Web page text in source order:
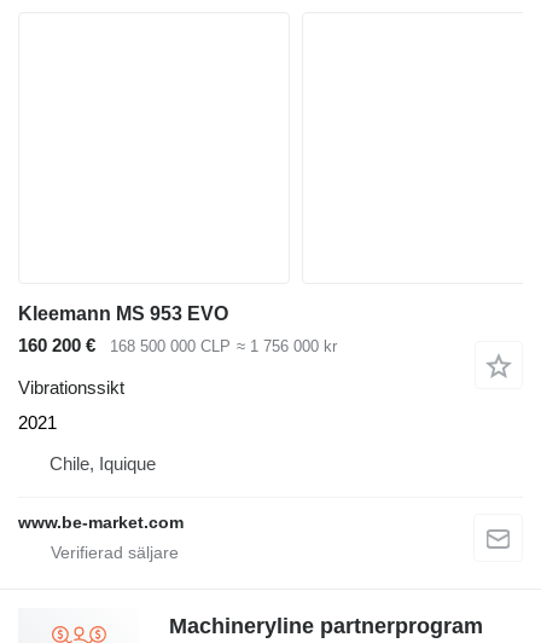
Kleemann MS 953 EVO
160 200 €
168 500 000 CLP ≈ 1 756 000 kr
Vibrationssikt
2021
Chile, Iquique
www.be-market.com
Machineryline partnerprogram